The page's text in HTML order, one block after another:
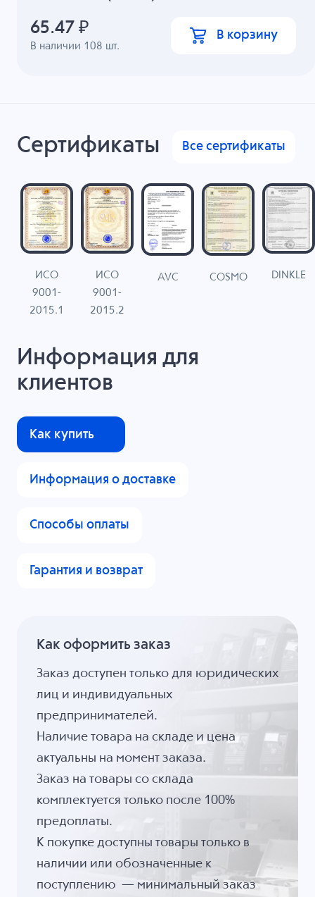
В наличии 108 шт.
65.47 ₽ В корзину
Сертификаты Все сертификаты
ИСО
9001-
2015.1
ИСО
9001-
2015.2
AVC COSMO DINKLE
Информация для
клиентов
Как купить
Информация о доставке
Способы оплаты
Гарантия и возврат
Как оформить заказ
Заказ доступен только для юридических
лиц и индивидуальных
предпринимателей.
Наличие товара на складе и цена
актуальны на момент заказа.
Заказ на товары со склада
комплектуется только после 100%
предоплаты.
К покупке доступны товары только в
наличии или обозначенные к
поступлению — минимальный заказ